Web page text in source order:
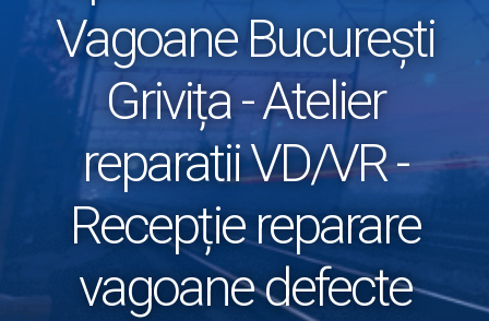
Vagoane București
Grivița - Atelier
reparatii VD/VR -
Recepție reparare
vagoane defecte